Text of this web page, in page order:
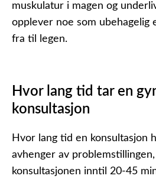
muskulatur i magen og
opplever noe som ubehagelig
fra til legen.
Hvor lang tid tar en
konsultasjon
Hvor lang tid en konsultasjon
avhenger av
konsultasjonen inntil 20-45